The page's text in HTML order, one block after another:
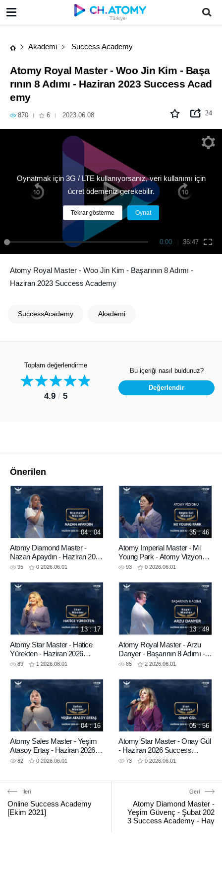
Türkiye
Akademi Success Academy
Atomy Royal Master - Woo Jin Kim - Başa
rının 8 Adımı - Haziran 2023 Success Acad
emy
870 6 2023.06.08 24
0:00 36:47
Oynatmak için 3G / LTE kullanıyorsanız, veri kullanımı için
ücret ödemeniz gerekebilir.
Tekrar gösterme Oynat
Atomy Royal Master - Woo Jin Kim - Başarının 8 Adımı -
Haziran 2023 Success Academy
SuccessAcademy Akademi
Toplam değerlendirme
4.9/ 5
Bu içeriği nasıl buldunuz?
Değerlendir
Önerilen
Atomy Diamond Master -
Nazan Apaydın - Haziran 2026
Success Academy
95 0 2026.06.01
04 : 04
Atomy Imperial Master - Mi
Young Park - Atomy Vizyonu -
Haziran 2026 Success
93 0 2026.06.01
35 : 46
Atomy Star Master - Hatice
Yürekten - Haziran 2026
Success Academy
89 1 2026.06.01
13 : 17
Atomy Royal Master - Arzu
Danyer - Başarının 8 Adımı -
Haziran 2026 Success
85 2 2026.06.01
13 : 49
Atomy Sales Master - Yeşim
Atasoy Ertaş - Haziran 2026
Success Academy
82 0 2026.06.01
04 : 16
Atomy Star Master - Onay Gül
- Haziran 2026 Success
Academy
73 0 2026.06.01
05 : 56
İleri
Online Success Academy
[Ekim 2021]
Geri
Atomy Diamond Master -
Yeşim Güvenç - Şubat 202
3 Success Academy - Hay